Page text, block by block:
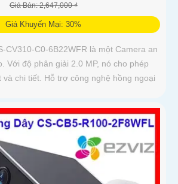
Giá Bán: 2,647,000 ₫
Giá Khuyến Mại: 30%
CV310-C0-6B22WFR là một Camera an
Với độ phân giải 2.0 MP, nó cho phép
và chi tiết. Hỗ trợ công nghệ hồng ngoại